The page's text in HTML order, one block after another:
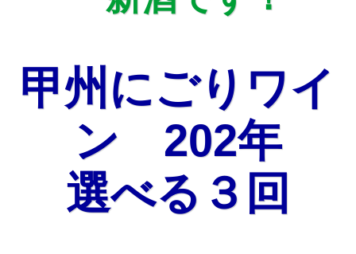
甲州にごりワイ
ン 202年
選べる３回